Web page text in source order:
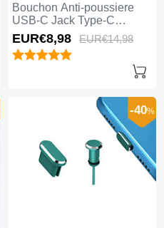
Bouchon Anti-poussiere
USB-C Jack Type-C
Universel H17 pour Apple
iPhone 15 Pro Max Bleu
EUR€8,98 EUR€14,98
-40%